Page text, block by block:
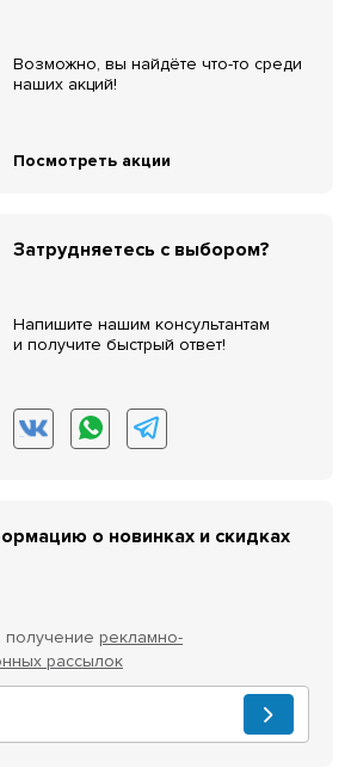
Возможно, вы найдёте что-то среди
наших акций!
Посмотреть акции
Затрудняетесь с выбором?
Напишите нашим консультантам
и получите быстрый ответ!
о новинках и скидках
получение рекламно-
рассылок